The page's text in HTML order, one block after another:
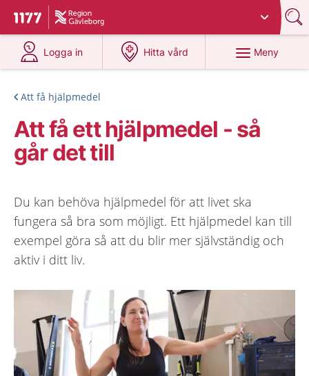
Till startsidan för 1177
Du har valt region
Logga in
på 1177.se
Hitta vård
på 1177.se
Meny
Att få hjälpmedel
Att få ett hjälpmedel - så
går det till
Du kan behöva hjälpmedel för att livet ska
fungera så bra som möjligt. Ett hjälpmedel kan till
exempel göra så att du blir mer självständig och
aktiv i ditt liv.